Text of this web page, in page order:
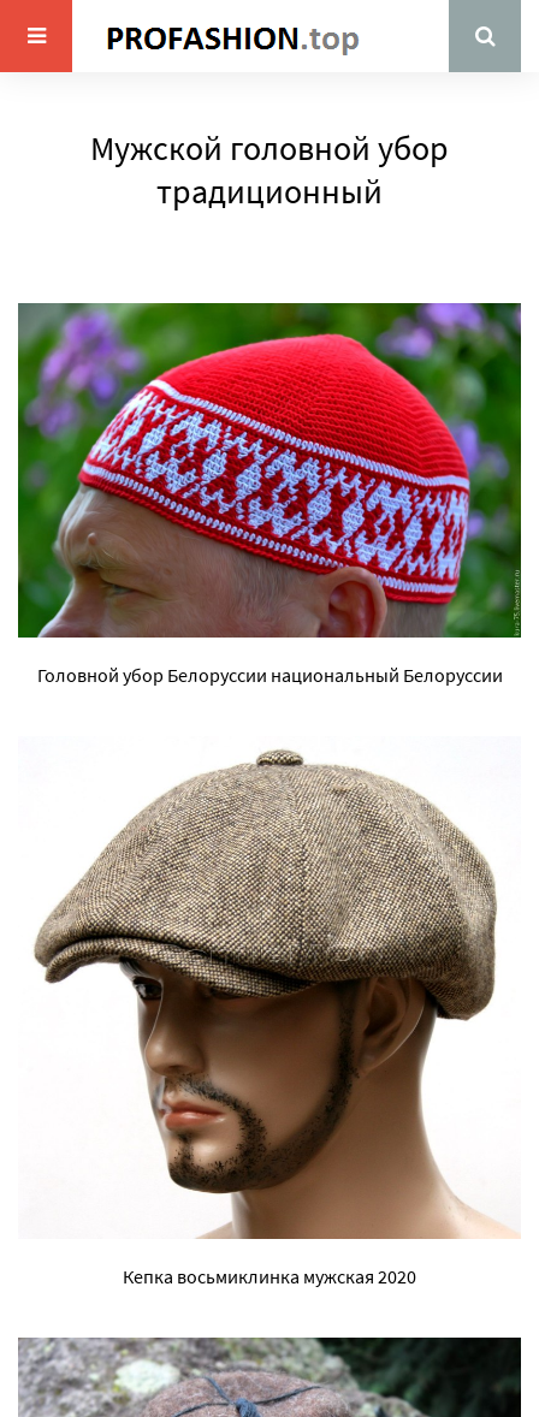
Мужской головной убор
традиционный
Головной убор Белоруссии национальный Белоруссии
Кепка восьмиклинка мужская 2020